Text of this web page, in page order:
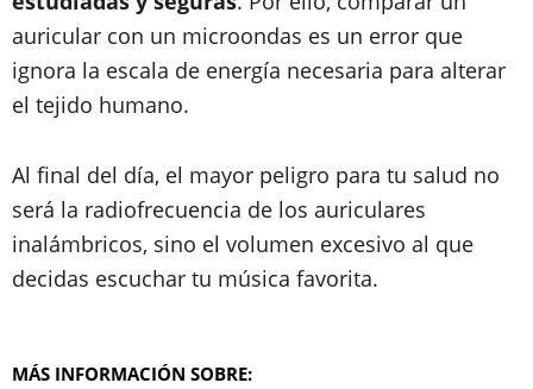
auricular con un microondas es un error que
ignora la escala de energía necesaria para alterar
el tejido humano.
Al final del día, el mayor peligro para tu salud no
será la radiofrecuencia de los auriculares
inalámbricos, sino el volumen excesivo al que
decidas escuchar tu música favorita.
MÁS INFORMACIÓN SOBRE: